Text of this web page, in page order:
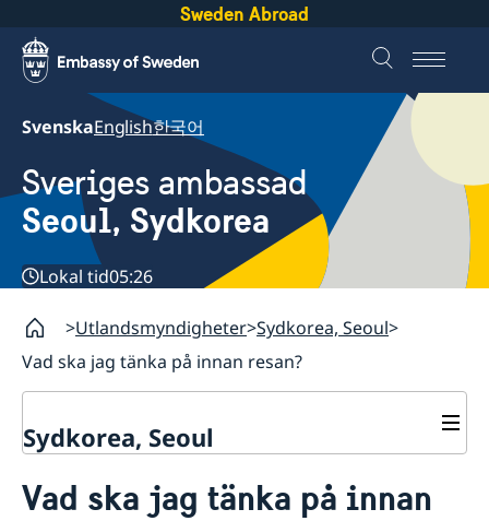
Sweden Abroad
SvenskaEnglish한국어
Sveriges ambassad
Seoul, Sydkorea
Lokal tid05:26
Utlandsmyndigheter Sydkorea, Seoul
Vad ska jag tänka på innan resan?
Sydkorea, Seoul
Nyheter
Kontakt
Vad ska jag tänka på innan